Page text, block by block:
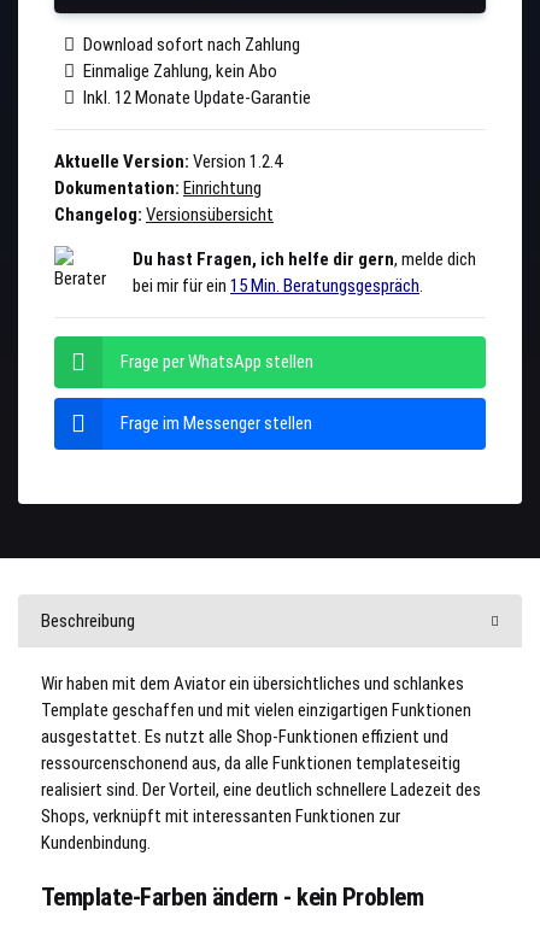
Download sofort nach Zahlung
Einmalige Zahlung, kein Abo
Inkl. 12 Monate Update-Garantie
Aktuelle Version: Version 1.2.4
Dokumentation: Einrichtung
Changelog: Versionsübersicht
Du hast Fragen, ich helfe dir gern, melde dich
bei mir für ein 15 Min. Beratungsgespräch.
Frage per WhatsApp stellen
Frage im Messenger stellen
Beschreibung
Wir haben mit dem Aviator ein übersichtliches und schlankes
Template geschaffen und mit vielen einzigartigen Funktionen
ausgestattet. Es nutzt alle Shop-Funktionen effizient und
ressourcenschonend aus, da alle Funktionen templateseitig
realisiert sind. Der Vorteil, eine deutlich schnellere Ladezeit des
Shops, verknüpft mit interessanten Funktionen zur
Kundenbindung.
Template-Farben ändern - kein Problem